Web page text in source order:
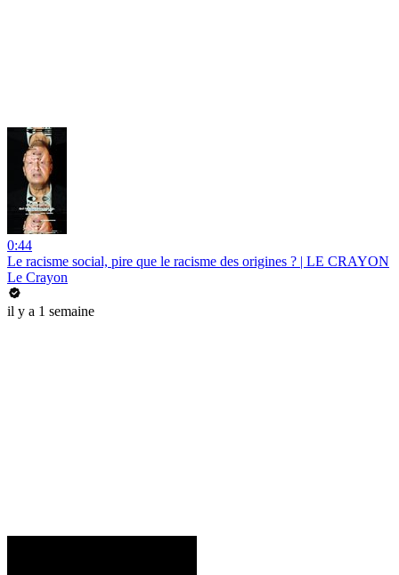
0:44
Le racisme social, pire que le racisme des origines ? | LE CRAYON
Le Crayon
il y a 1 semaine